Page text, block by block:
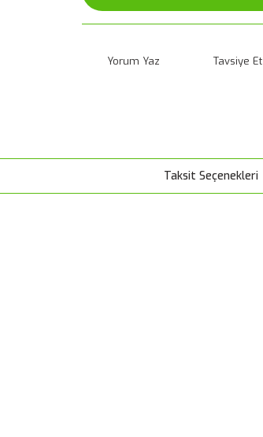
Yorum Yaz Tavsiye Et
Taksit Seçenekleri